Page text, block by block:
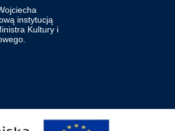
instytucją
Kultury i